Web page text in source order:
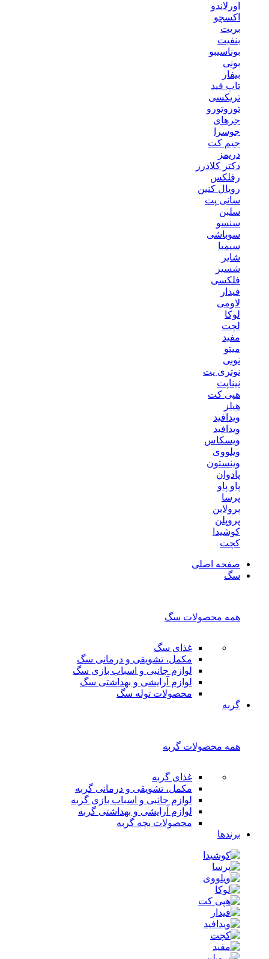
اورلاندو
اکسچو
بریت
بنفیت
بوناسیبو
بونی
بیفار
تاپ فید
تریکسی
توروتورو
جرهای
جوسرا
جیم کت
دریمز
دکتر کلادرز
رفلکس
رویال کنین
سانی پت
سلبن
سنسو
سوباشی
سیمبا
شایر
شسیر
فلکسی
فیدار
لاومی
لوکا
لچت
مفید
میتو
نوبی
نوتری پت
نیناپت
هپی کت
هیلز
ویدافید
ویدافید
ویسکاس
ویلووی
وینستون
پادوان
پاو پاو
پرسا
پرولاین
پروپلن
کوشیدا
کچت
صفحه اصلی
سگ
همه محصولات سگ
غذای سگ
مکمل، تشویقی و درمانی سگ
لوازم جانبی و اسباب بازی سگ
لوازم آرایشی و بهداشتی سگ
محصولات توله سگ
گربه
همه محصولات گربه
غذای گربه
مکمل، تشویقی و درمانی گربه
لوازم جانبی و اسباب بازی گربه
لوازم آرایشی و بهداشتی گربه
محصولات بچه گربه
برندها